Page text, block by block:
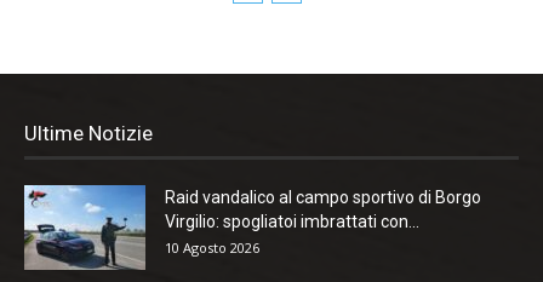
Ultime Notizie
Raid vandalico al campo sportivo di Borgo
Virgilio: spogliatoi imbrattati con...
10 Agosto 2026